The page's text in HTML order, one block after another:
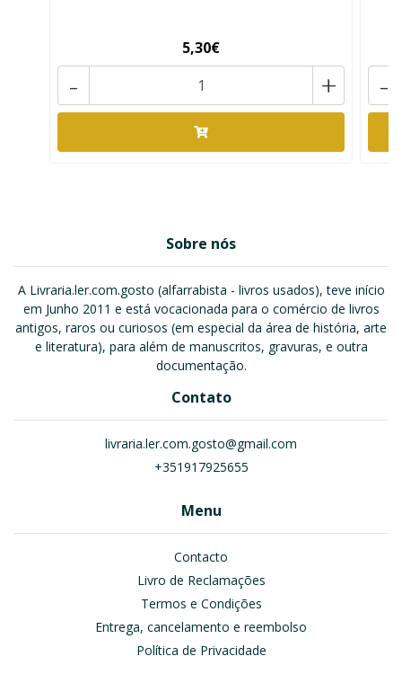
5,30€
+
- -
Sobre nós
A Livraria.ler.com.gosto (alfarrabista - livros usados), teve início
em Junho 2011 e está vocacionada para o comércio de livros
antigos, raros ou curiosos (em especial da área de história, arte
e literatura), para além de manuscritos, gravuras, e outra
documentação.
Contato
livraria.ler.com.gosto@gmail.com
+351917925655
Menu
Contacto
Livro de Reclamações
Termos e Condições
Entrega, cancelamento e reembolso
Política de Privacidade